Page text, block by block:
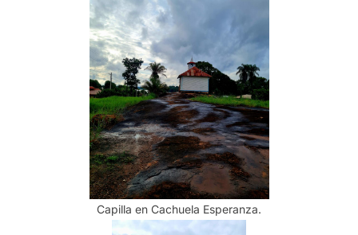
Capilla en Cachuela Esperanza.